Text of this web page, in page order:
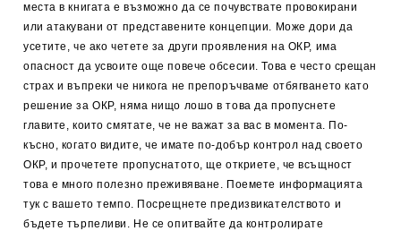
места в книгата е възможно да се почувствате провокирани
или атакувани от представените концепции. Може дори да
усетите, че ако четете за други проявления на ОКР, има
опасност да усвоите още повече обсесии. Това е често срещан
страх и въпреки че никога не препоръчваме отбягването като
решение за ОКР, няма нищо лошо в това да пропуснете
главите, които смятате, че не важат за вас в момента. По-
късно, когато видите, че имате по-добър контрол над своето
ОКР, и прочетете пропуснатото, ще откриете, че всъщност
това е много полезно преживяване. Поемете информацията
тук с вашето темпо. Посрещнете предизвикателството и
бъдете търпеливи. Не се опитвайте да контролирате